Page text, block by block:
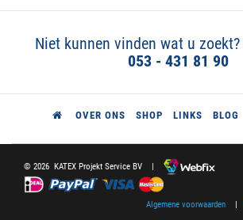
Niet kunnen vinden wat u zoekt?
053 - 431 81 90
OVER ONS SHOP LINKS BLOG
© 2026 KATEX Projekt Service BV |
Algemene voorwaarden |